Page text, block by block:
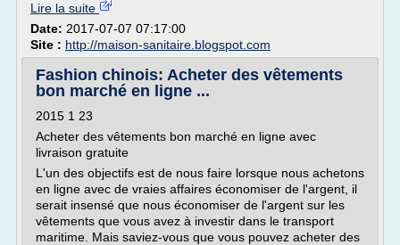
Lire la suite
Date: 2017-07-07 07:17:00
Site : http://maison-sanitaire.blogspot.com
Fashion chinois: Acheter des vêtements
bon marché en ligne ...
2015 1 23
Acheter des vêtements bon marché en ligne avec
livraison gratuite
L'un des objectifs est de nous faire lorsque nous achetons
en ligne avec de vraies affaires économiser de l'argent, il
serait insensé que nous économiser de l'argent sur les
vêtements que vous avez à investir dans le transport
maritime. Mais saviez-vous que vous pouvez acheter des